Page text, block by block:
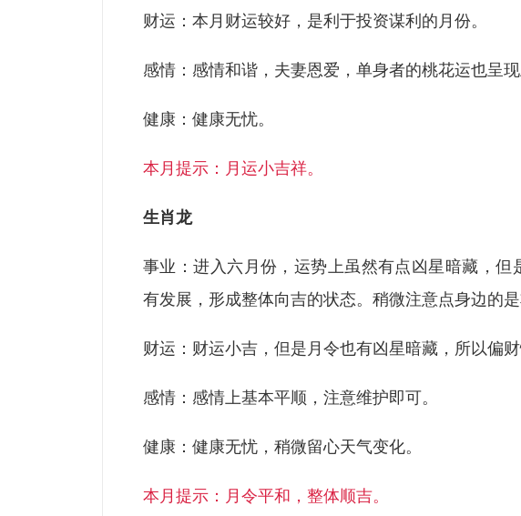
财运：本月财运较好，是利于投资谋利的月份。
感情：感情和谐，夫妻恩爱，单身者的桃花运也呈现
健康：健康无忧。
本月提示：月运小吉祥。
生肖龙
事业：进入六月份，运势上虽然有点凶星暗藏，但
有发展，形成整体向吉的状态。稍微注意点身边的
财运：财运小吉，但是月令也有凶星暗藏，所以偏财
感情：感情上基本平顺，注意维护即可。
健康：健康无忧，稍微留心天气变化。
本月提示：月令平和，整体顺吉。